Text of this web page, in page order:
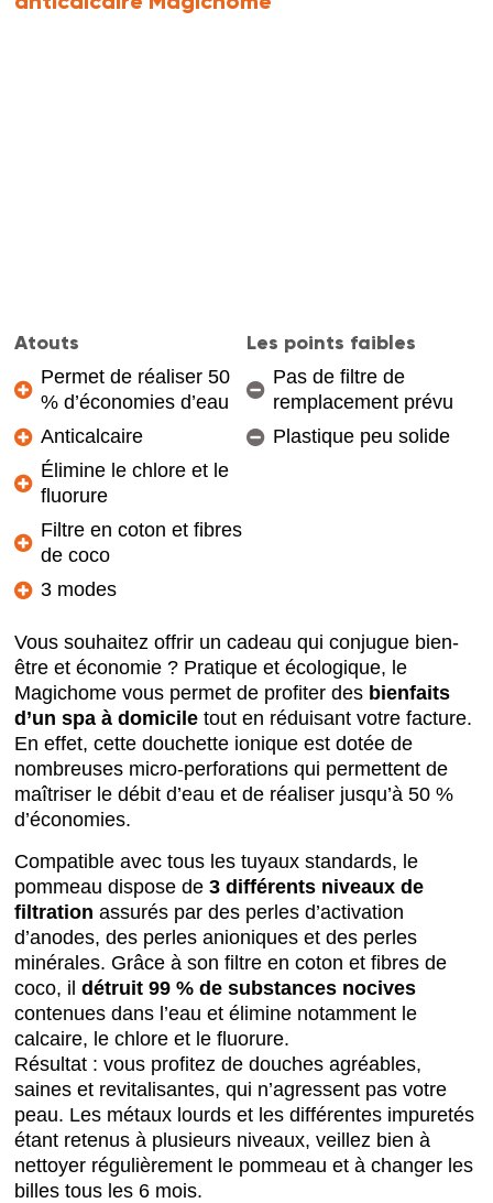
Atouts
Permet de réaliser 50
% d’économies d’eau
Anticalcaire
Élimine le chlore et le
fluorure
Filtre en coton et fibres
de coco
3 modes
Les points faibles
Pas de filtre de
remplacement prévu
Plastique peu solide
Vous souhaitez offrir un cadeau qui conjugue bien-
être et économie ? Pratique et écologique, le
Magichome vous permet de profiter des bienfaits
d’un spa à domicile tout en réduisant votre facture.
En effet, cette douchette ionique est dotée de
nombreuses micro-perforations qui permettent de
maîtriser le débit d’eau et de réaliser jusqu’à 50 %
d’économies.
Compatible avec tous les tuyaux standards, le
pommeau dispose de3 différents niveaux de
filtration assurés par des perles d’activation
d’anodes, des perles anioniques et des perles
minérales. Grâce à son filtre en coton et fibres de
coco, ildétruit 99 % de substances nocives
contenues dans l’eau et élimine notamment le
calcaire, le chlore et le fluorure.
Résultat : vous profitez de douches agréables,
saines et revitalisantes, qui n’agressent pas votre
peau. Les métaux lourds et les différentes impuretés
étant retenus à plusieurs niveaux, veillez bien à
nettoyer régulièrement le pommeau et à changer les
billes tous les 6 mois.